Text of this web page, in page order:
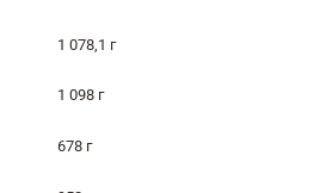
1 078,1 г
1 098 г
678 г